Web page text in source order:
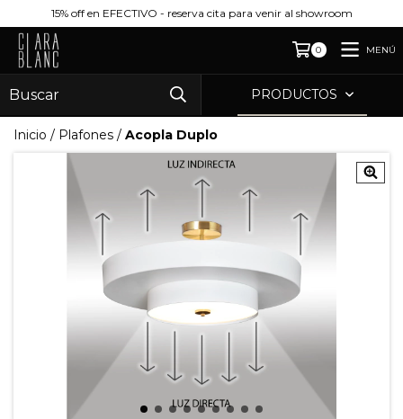
15% off en EFECTIVO - reserva cita para venir al showroom
0 MENÚ
PRODUCTOS
Inicio / Plafones / Acopla Duplo